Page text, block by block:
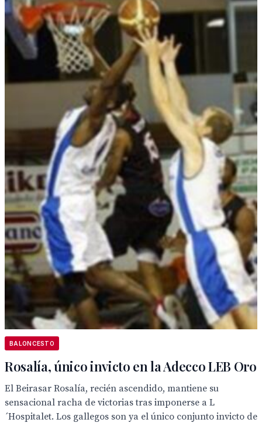
BALONCESTO
Rosalía, único invicto en la Adecco LEB Oro
El Beirasar Rosalía, recién ascendido, mantiene su
sensacional racha de victorias tras imponerse a L
´Hospitalet. Los gallegos son ya el único conjunto invicto de